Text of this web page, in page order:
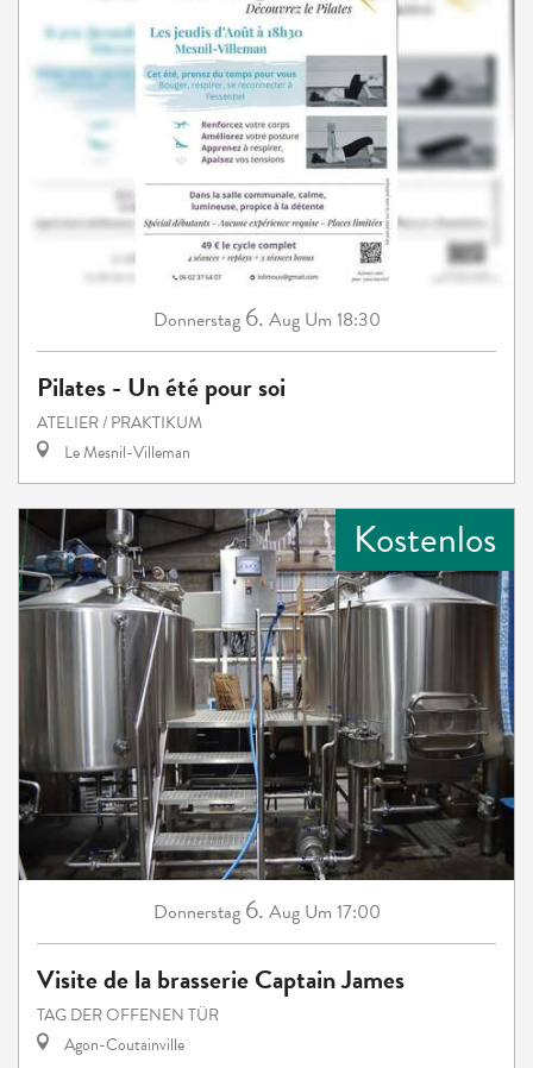
Donnerstag 6. Aug Um 18:30
Pilates - Un été pour soi
ATELIER / PRAKTIKUM
Le Mesnil-Villeman
Kostenlos
Donnerstag 6. Aug Um 17:00
Visite de la brasserie Captain James
TAG DER OFFENEN TÜR
Agon-Coutainville